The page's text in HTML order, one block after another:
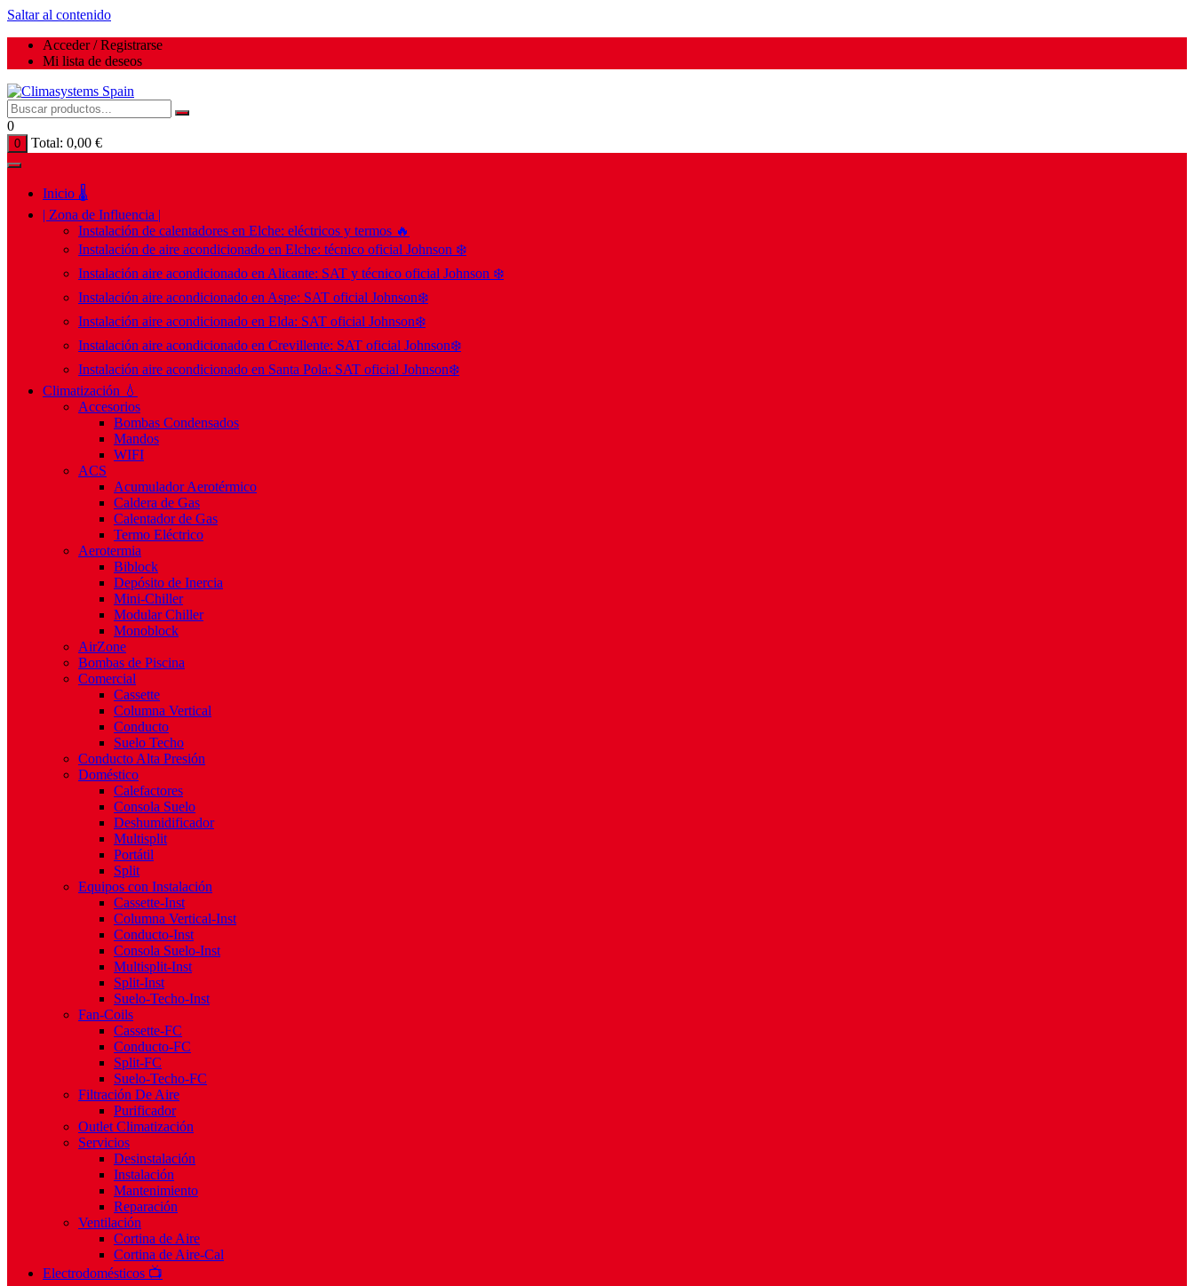
Saltar al contenido
Acceder / Registrarse
Mi lista de deseos
0
0 Total: 0,00 €
Inicio 🌡️
| Zona de Influencia |
Instalación de calentadores en Elche: eléctricos y termos 🔥
Instalación de aire acondicionado en Elche: técnico oficial Johnson ❄️
Instalación aire acondicionado en Alicante: SAT y técnico oficial Johnson ❄️
Instalación aire acondicionado en Aspe: SAT oficial Johnson❄️
Instalación aire acondicionado en Elda: SAT oficial Johnson❄️
Instalación aire acondicionado en Crevillente: SAT oficial Johnson❄️
Instalación aire acondicionado en Santa Pola: SAT oficial Johnson❄️
Climatización 💧
Accesorios
Bombas Condensados
Mandos
WIFI
ACS
Acumulador Aerotérmico
Caldera de Gas
Calentador de Gas
Termo Eléctrico
Aerotermia
Biblock
Depósito de Inercia
Mini-Chiller
Modular Chiller
Monoblock
AirZone
Bombas de Piscina
Comercial
Cassette
Columna Vertical
Conducto
Suelo Techo
Conducto Alta Presión
Doméstico
Calefactores
Consola Suelo
Deshumidificador
Multisplit
Portátil
Split
Equipos con Instalación
Cassette-Inst
Columna Vertical-Inst
Conducto-Inst
Consola Suelo-Inst
Multisplit-Inst
Split-Inst
Suelo-Techo-Inst
Fan-Coils
Cassette-FC
Conducto-FC
Split-FC
Suelo-Techo-FC
Filtración De Aire
Purificador
Outlet Climatización
Servicios
Desinstalación
Instalación
Mantenimiento
Reparación
Ventilación
Cortina de Aire
Cortina de Aire-Cal
Electrodomésticos 📺